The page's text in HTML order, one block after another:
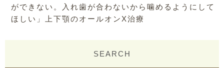
ができない。入れ歯が合わないから噛めるようにして
ほしい」上下顎のオールオンX治療
SEARCH